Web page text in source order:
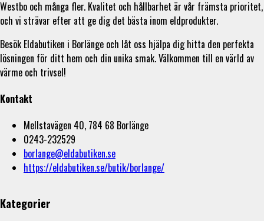
Westbo och många fler. Kvalitet och hållbarhet är vår främsta prioritet,
och vi strävar efter att ge dig det bästa inom eldprodukter.
Besök Eldabutiken i Borlänge och låt oss hjälpa dig hitta den perfekta
lösningen för ditt hem och din unika smak. Välkommen till en värld av
värme och trivsel!
Kontakt
Mellstavägen 40, 784 68 Borlänge
0243-232529
borlange@eldabutiken.se
https://eldabutiken.se/butik/borlange/
Kategorier